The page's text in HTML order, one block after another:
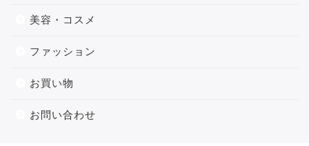
美容・コスメ
ファッション
お買い物
お問い合わせ